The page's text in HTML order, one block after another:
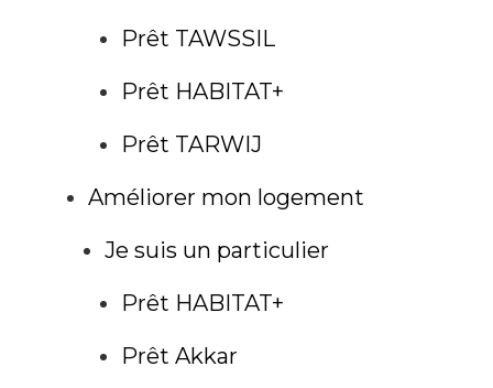
Prêt TAWSSIL
Prêt HABITAT+
Prêt TARWIJ
Améliorer mon logement
Je suis un particulier
Prêt HABITAT+
Prêt Akkar